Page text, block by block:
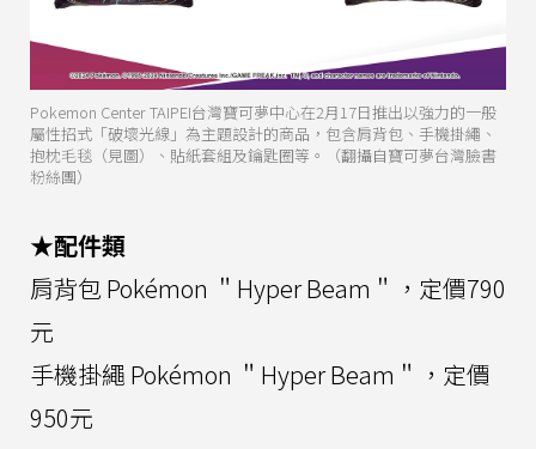
Pokemon Center TAIPEI台灣寶可夢中心在2月17日推出以強力的一般
屬性招式「破壞光線」為主題設計的商品，包含肩背包、手機掛繩、
抱枕毛毯（見圖）、貼紙套組及鑰匙圈等。（翻攝自寶可夢台灣臉書
粉絲團）
★配件類
肩背包 Pokémon ＂Hyper Beam＂，定價790
元
手機掛繩 Pokémon ＂Hyper Beam＂，定價
950元